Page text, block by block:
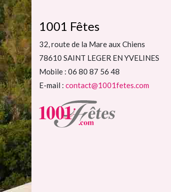
1001 Fêtes
32, route de la Mare aux Chiens
78610 SAINT LEGER EN YVELINES
Mobile : 06 80 87 56 48
E-mail : contact@1001fetes.com